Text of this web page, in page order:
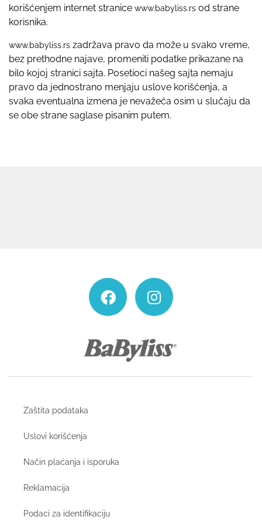
korišćenjem internet stranice www.babyliss.rs od strane
korisnika.
www.babyliss.rs zadržava pravo da može u svako vreme,
bez prethodne najave, promeniti podatke prikazane na
bilo kojoj stranici sajta. Posetioci našeg sajta nemaju
pravo da jednostrano menjaju uslove korišćenja, a
svaka eventualna izmena je nevažeća osim u slučaju da
se obe strane saglase pisanim putem.
Zaštita podataka
Uslovi korišćenja
Način plaćanja i isporuka
Reklamacija
Podaci za identifikaciju